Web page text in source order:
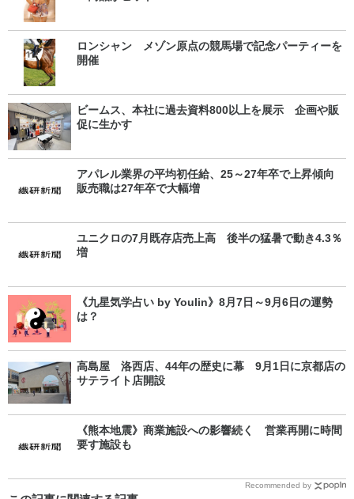
ロンシャン メゾン原点の競馬場で記念パーティーを
開催
ビームス、本社に過去資料800以上を展示 企画や販
促に生かす
アパレル業界の平均初任給、25～27年卒で上昇傾向
販売職は27年卒で大幅増
ユニクロの7月既存店売上高 後半の猛暑で動き4.3％
増
《九星気学占い by Youlin》8月7日～9月6日の運勢
は？
高島屋 洛西店、44年の歴史に幕 9月1日に京都店の
サテライト店開設
《熊本地震》商業施設への影響続く 営業再開に時間
要す施設も
Recommended by